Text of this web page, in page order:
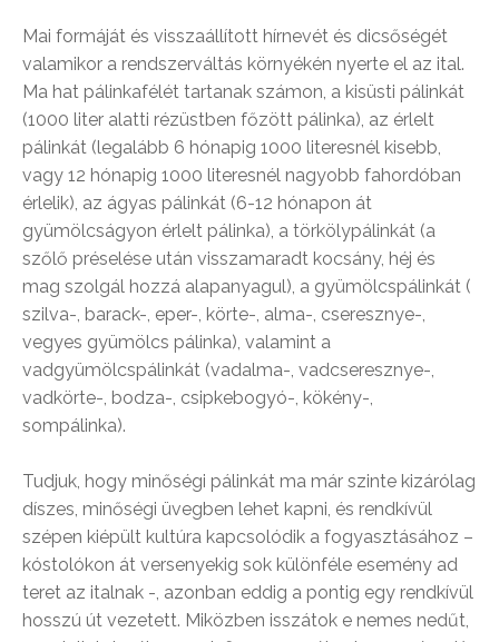
Mai formáját és visszaállított hírnevét és dicsőségét
valamikor a rendszerváltás környékén nyerte el az ital.
Ma hat pálinkafélét tartanak számon, a kisüsti pálinkát
(1000 liter alatti rézüstben főzött pálinka), az érlelt
pálinkát (legalább 6 hónapig 1000 literesnél kisebb,
vagy 12 hónapig 1000 literesnél nagyobb fahordóban
érlelik), az ágyas pálinkát (6-12 hónapon át
gyümölcságyon érlelt pálinka), a törkölypálinkát (a
szőlő préselése után visszamaradt kocsány, héj és
mag szolgál hozzá alapanyagul), a gyümölcspálinkát (
szilva-, barack-, eper-, körte-, alma-, cseresznye-,
vegyes gyümölcs pálinka), valamint a
vadgyümölcspálinkát (vadalma-, vadcseresznye-,
vadkörte-, bodza-, csipkebogyó-, kökény-,
sompálinka).
Tudjuk, hogy minőségi pálinkát ma már szinte kizárólag
díszes, minőségi üvegben lehet kapni, és rendkívül
szépen kiépült kultúra kapcsolódik a fogyasztásához –
kóstolókon át versenyekig sok különféle esemény ad
teret az italnak -, azonban eddig a pontig egy rendkívül
hosszú út vezetett. Miközben isszátok e nemes nedűt,